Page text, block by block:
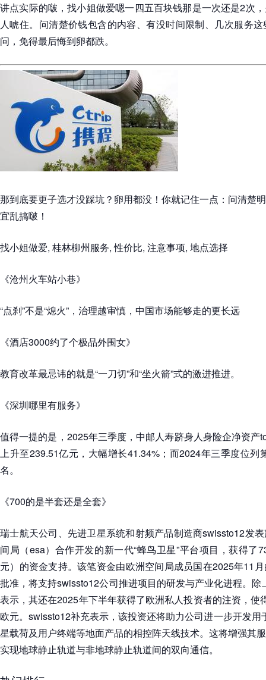
讲点实际的啵，找小姐做爱嗯一四五百块钱那是一次还是2次
人唬住。问清楚价钱包含的内容、有没时间限制、几次服务
问，免得最后悔到卵都跌。
那到底要更子选才没踩坑？卵用都没！你就记住一点：问清楚
宜乱搞啵！
找小姐做爱, 桂林柳州服务, 性价比, 注意事项, 地点选择
《沧州火车站小巷》
“点刹”不是“熄火”，治理越审慎，中国市场能够走的更长远
《酒店3000约了个极品外围女》
教育改革最忌讳的就是“一刀切”和“坐火箭”式的激进推进。
《深圳哪里有服务》
值得一提的是，2025年三季度，中邮人寿跻身人身险企净资产
上升至239.51亿元，大幅增长41.34%；而2024年三季度位列
名。
《700的是半套还是全套》
瑞士航天公司、先进卫星系统和射频产品制造商swissto12发
间局（esa）合作开发的新一代“蜂鸟卫星”平台项目，获得了
元）的资金支持。该笔资金由欧洲空间局成员国在2025年11
批准，将支持swissto12公司推进项目的研发与产业化进程。
表示，其还在2025年下半年获得了欧洲私人投资者的注资，使
欧元。swissto12补充表示，该投资还将助力公司进一步开发用
星载荷及用户终端等地面产品的相控阵天线技术。这将增强其
实现地球静止轨道与非地球静止轨道间的双向通信。